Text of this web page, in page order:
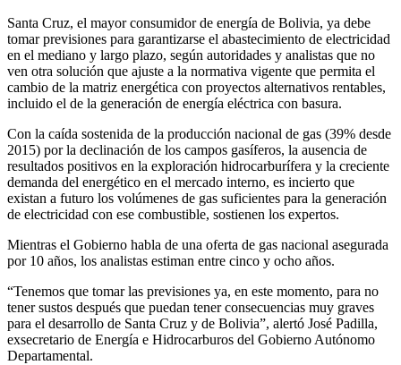
Santa Cruz, el mayor consumidor de energía de Bolivia, ya debe
tomar previsiones para garantizarse el abastecimiento de electricidad
en el mediano y largo plazo, según autoridades y analistas que no
ven otra solución que ajuste a la normativa vigente que permita el
cambio de la matriz energética con proyectos alternativos rentables,
incluido el de la generación de energía eléctrica con basura.
Con la caída sostenida de la producción nacional de gas (39% desde
2015) por la declinación de los campos gasíferos, la ausencia de
resultados positivos en la exploración hidrocarburífera y la creciente
demanda del energético en el mercado interno, es incierto que
existan a futuro los volúmenes de gas suficientes para la generación
de electricidad con ese combustible, sostienen los expertos.
Mientras el Gobierno habla de una oferta de gas nacional asegurada
por 10 años, los analistas estiman entre cinco y ocho años.
“Tenemos que tomar las previsiones ya, en este momento, para no
tener sustos después que puedan tener consecuencias muy graves
para el desarrollo de Santa Cruz y de Bolivia”, alertó José Padilla,
exsecretario de Energía e Hidrocarburos del Gobierno Autónomo
Departamental.